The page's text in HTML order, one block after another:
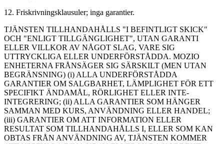
12. Friskrivningsklausuler; inga garantier.
TJÄNSTEN TILLHANDAHÅLLS "I BEFINTLIGT SKICK"
OCH "ENLIGT TILLGÄNGLIGHET", UTAN GARANTI
ELLER VILLKOR AV NÅGOT SLAG, VARE SIG
UTTRYCKLIGA ELLER UNDERFÖRSTÅDDA. MOZIO
ENHETERNA FRÅNSÄGER SIG SÄRSKILT (MEN UTAN
BEGRÄNSNING) (i) ALLA UNDERFÖRSTÅDDA
GARANTIER OM SALGBARHET, LÄMPLIGHET FÖR ETT
SPECIFIKT ÄNDAMÅL, RÖRLIGHET ELLER INTE-
INTEGRERING; (ii) ALLA GARANTIER SOM HÄNGER
SAMMAN MED KURS, ANVÄNDNING ELLER HANDEL;
(iii) GARANTIER OM ATT INFORMATION ELLER
RESULTAT SOM TILLHANDAHÅLLS I, ELLER SOM KAN
OBTAS FRÅN ANVÄNDNING AV, TJÄNSTEN KOMMER